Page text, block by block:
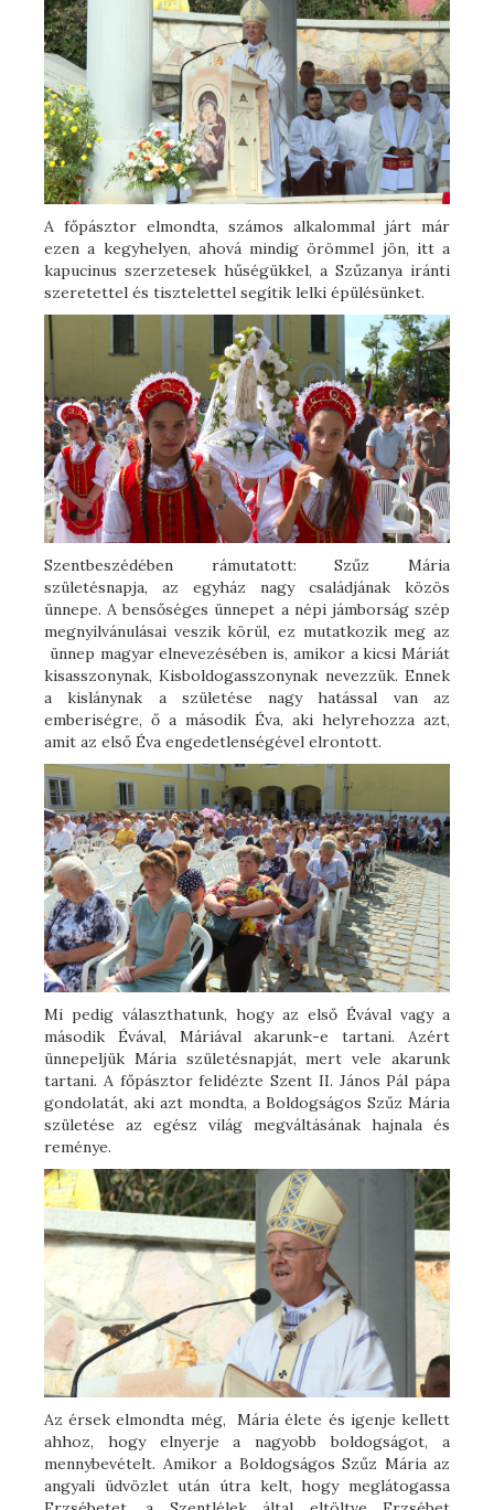
A főpásztor elmondta, számos alkalommal járt már
ezen a kegyhelyen, ahová mindig örömmel jön, itt a
kapucinus szerzetesek hűségükkel, a Szűzanya iránti
szeretettel és tisztelettel segítik lelki épülésünket.
Szentbeszédében rámutatott: Szűz Mária
születésnapja, az egyház nagy családjának közös
ünnepe. A bensőséges ünnepet a népi jámborság szép
megnyilvánulásai veszik körül, ez mutatkozik meg az
ünnep magyar elnevezésében is, amikor a kicsi Máriát
kisasszonynak, Kisboldogasszonynak nevezzük. Ennek
a kislánynak a születése nagy hatással van az
emberiségre, ő a második Éva, aki helyrehozza azt,
amit az első Éva engedetlenségével elrontott.
Mi pedig választhatunk, hogy az első Évával vagy a
második Évával, Máriával akarunk-e tartani. Azért
ünnepeljük Mária születésnapját, mert vele akarunk
tartani. A főpásztor felidézte Szent II. János Pál pápa
gondolatát, aki azt mondta, a Boldogságos Szűz Mária
születése az egész világ megváltásának hajnala és
reménye.
Az érsek elmondta még, Mária élete és igenje kellett
ahhoz, hogy elnyerje a nagyobb boldogságot, a
mennybevételt. Amikor a Boldogságos Szűz Mária az
angyali üdvözlet után útra kelt, hogy meglátogassa